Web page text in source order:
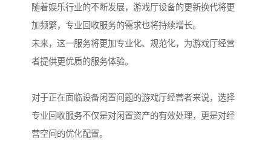
随着娱乐行业的不断发展，游戏厅设备的更新换代将更
加频繁，专业回收服务的需求也将持续增长。
未来，这一服务将更加专业化、规范化，为游戏厅经营
者提供更优质的服务体验。
对于正在面临设备闲置问题的游戏厅经营者来说，选择
专业回收服务不仅是对闲置资产的有效处理，更是对经
营空间的优化配置。